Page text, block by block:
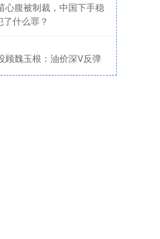
心腹被制裁，中国下手稳
什么罪？
顾魏玉根：油价深V反弹